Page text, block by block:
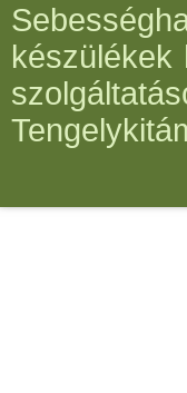
készülékek